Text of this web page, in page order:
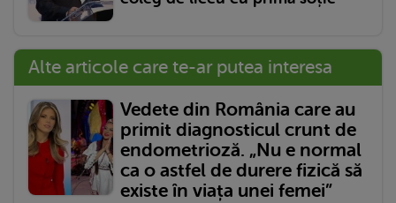
Alte articole care te-ar putea interesa
Vedete din România care au
primit diagnosticul crunt de
endometrioză. „Nu e normal
ca o astfel de durere fizică să
existe în viața unei femei”